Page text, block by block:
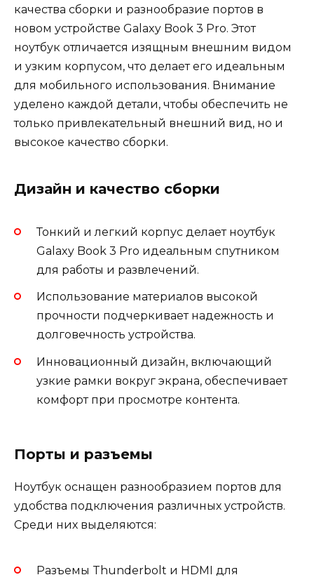
качества сборки и разнообразие портов в
новом устройстве Galaxy Book 3 Pro. Этот
ноутбук отличается изящным внешним видом
и узким корпусом, что делает его идеальным
для мобильного использования. Внимание
уделено каждой детали, чтобы обеспечить не
только привлекательный внешний вид, но и
высокое качество сборки.
Дизайн и качество сборки
Тонкий и легкий корпус делает ноутбук
Galaxy Book 3 Pro идеальным спутником
для работы и развлечений.
Использование материалов высокой
прочности подчеркивает надежность и
долговечность устройства.
Инновационный дизайн, включающий
узкие рамки вокруг экрана, обеспечивает
комфорт при просмотре контента.
Порты и разъемы
Ноутбук оснащен разнообразием портов для
удобства подключения различных устройств.
Среди них выделяются:
Разъемы Thunderbolt и HDMI для